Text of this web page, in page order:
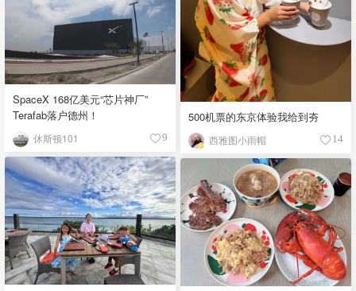
500机票的东京体验我给到夯
西雅图小雨帽 14
SpaceX 168亿美元“芯片神厂”
Terafab落户德州！
休斯顿101 9